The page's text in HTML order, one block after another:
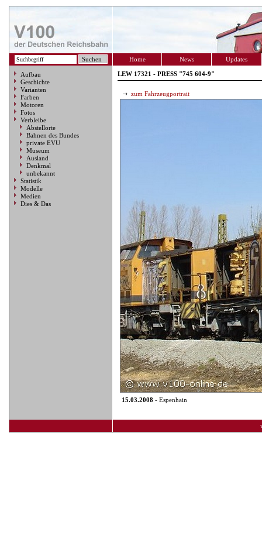
Home News Updates
Aufbau
Geschichte
Varianten
Farben
Motoren
Fotos
Verbleibe
Abstellorte
Bahnen des Bundes
private EVU
Museum
Ausland
Denkmal
unbekannt
Statistik
Modelle
Medien
Dies & Das
LEW 17321 - PRESS "745 604-9"
zum Fahrzeugportrait
15.03.2008 - Espenhain